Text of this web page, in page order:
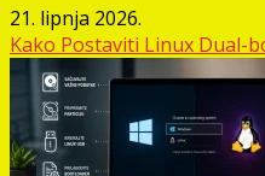
21. lipnja 2026.
Kako Postaviti Linux Dual-